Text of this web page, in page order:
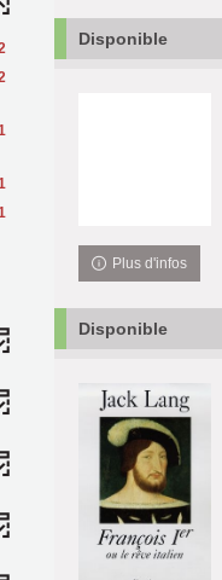
Disponible
Plus d'infos
Disponible